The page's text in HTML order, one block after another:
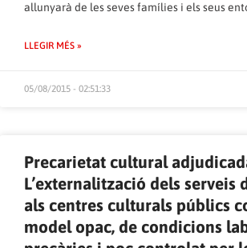
allunyarà de les seves famílies i els seus
LLEGIR MÉS »
05/08/2015 - 02:51:33
Precarietat cultural
L’externalització dels serveis
als centres culturals públics
model opac, de condicions